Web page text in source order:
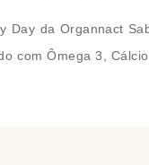
Day da Organnact
com Ômega 3,